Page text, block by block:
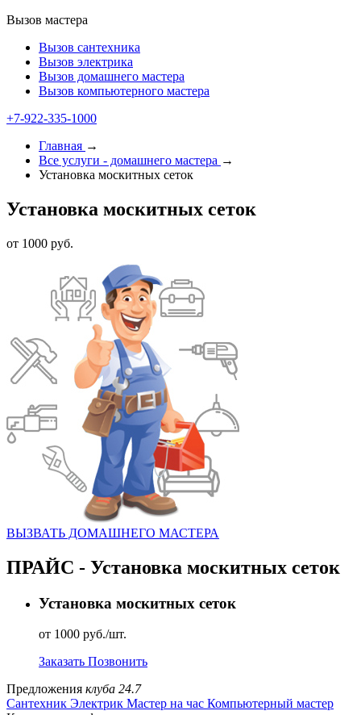
Вызов мастера
Вызов сантехника
Вызов электрика
Вызов домашнего мастера
Вызов компьютерного мастера
+7-922-335-1000
Главная →
Все услуги - домашнего мастера →
Установка москитных сеток
Установка москитных сеток
от 1000 руб.
ВЫЗВАТЬ ДОМАШНЕГО МАСТЕРА
ПРАЙС - Установка москитных сеток
Установка москитных сеток
от 1000 руб./шт.
Заказать Позвонить
Предложения клуба 24.7
Сантехник Электрик Мастер на час Компьютерный мастер